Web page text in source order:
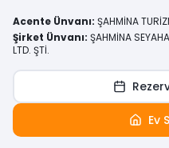
Acente Ünvanı: ŞAHMİNA
Şirket Ünvanı: ŞAHMİNA
LTD. ŞTİ.
Ev